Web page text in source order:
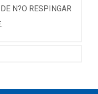
N?O RESPINGAR